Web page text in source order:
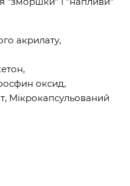
акрилату,
оксид,
Мікрокапсульований